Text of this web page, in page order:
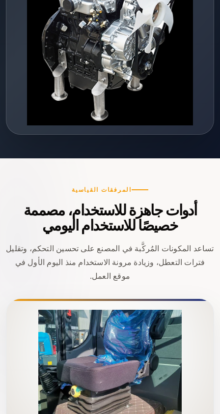
المرفقات القياسية
أدوات جاهزة للاستخدام، مصممة
خصيصًا للاستخدام اليومي
تساعد المكونات المُركَّبة في المصنع على تحسين التحكم، وتقليل
فترات التعطل، وزيادة مرونة الاستخدام منذ اليوم الأول في
موقع العمل.